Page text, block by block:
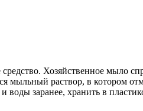
Хозяйственное мыло
мыльный раствор, в котором
заранее, хранить в